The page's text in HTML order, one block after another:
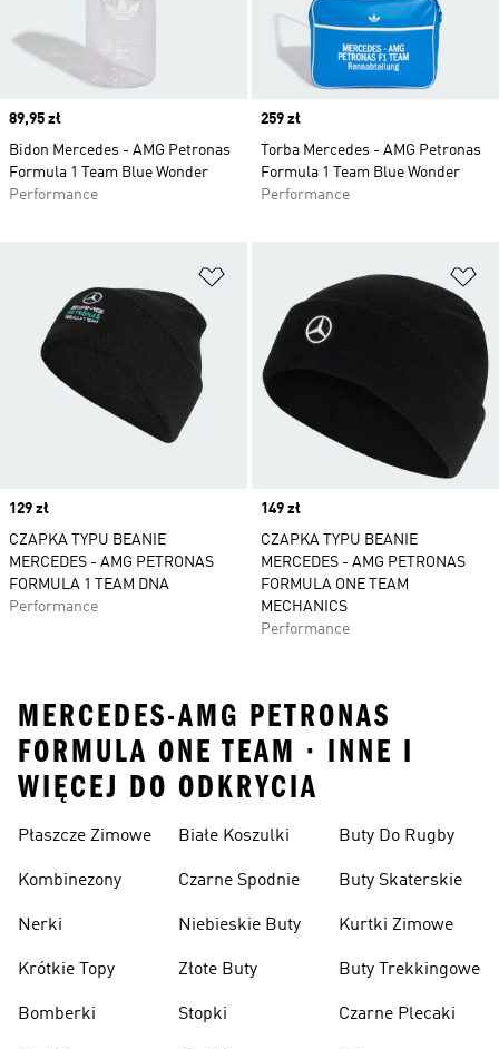
Price
89,95 zł
Bidon Mercedes - AMG Petronas
Formula 1 Team Blue Wonder
Performance
Price
259 zł
Torba Mercedes - AMG Petronas
Formula 1 Team Blue Wonder
Performance
Dodaj do listy życzeń
Price
129 zł
CZAPKA TYPU BEANIE
MERCEDES - AMG PETRONAS
FORMULA 1 TEAM DNA
Performance
Price
149 zł
CZAPKA TYPU BEANIE
MERCEDES - AMG PETRONAS
FORMULA ONE TEAM
MECHANICS
Performance
MERCEDES-AMG PETRONAS
FORMULA ONE TEAM · INNE I
WIĘCEJ DO ODKRYCIA
Płaszcze Zimowe
Kombinezony
Nerki
Krótkie Topy
Bomberki
Białe Koszulki
Czarne Spodnie
Niebieskie Buty
Złote Buty
Stopki
Buty Do Rugby
Buty Skaterskie
Kurtki Zimowe
Buty Trekkingowe
Czarne Plecaki